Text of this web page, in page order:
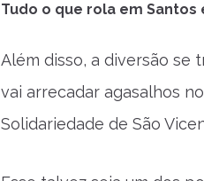
Tudo o que rola em
Além disso, a diversão se
vai arrecadar agasalhos
Solidariedade de São